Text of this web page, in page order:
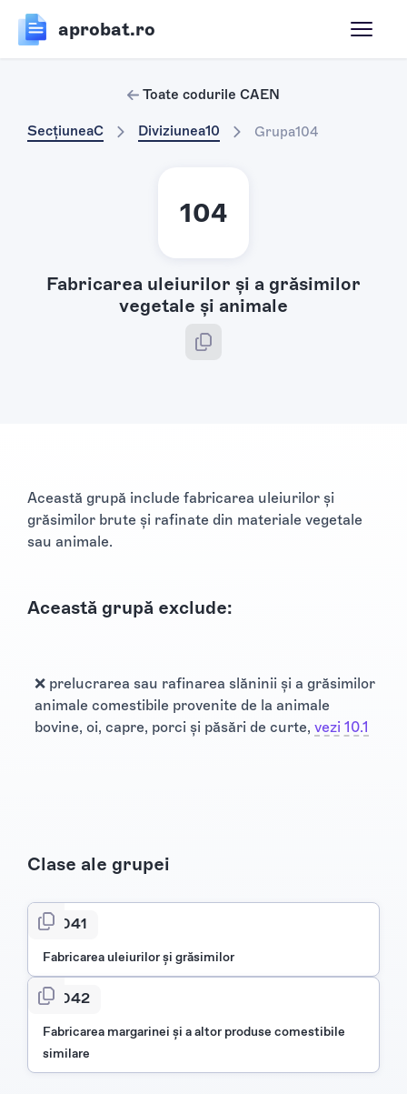
aprobat.ro
Toate codurile CAEN
SecțiuneaC Diviziunea10 Grupa104
104
Fabricarea uleiurilor şi a grăsimilor
vegetale şi animale
Această grupă include fabricarea uleiurilor și
grăsimilor brute și rafinate din materiale vegetale
sau animale.
Această grupă exclude:
❌ prelucrarea sau rafinarea slăninii și a grăsimilor
animale comestibile provenite de la animale
bovine, oi, capre, porci și păsări de curte, vezi 10.1
Clase ale grupei
1041
Fabricarea uleiurilor şi grăsimilor
1042
Fabricarea margarinei şi a altor produse comestibile
similare